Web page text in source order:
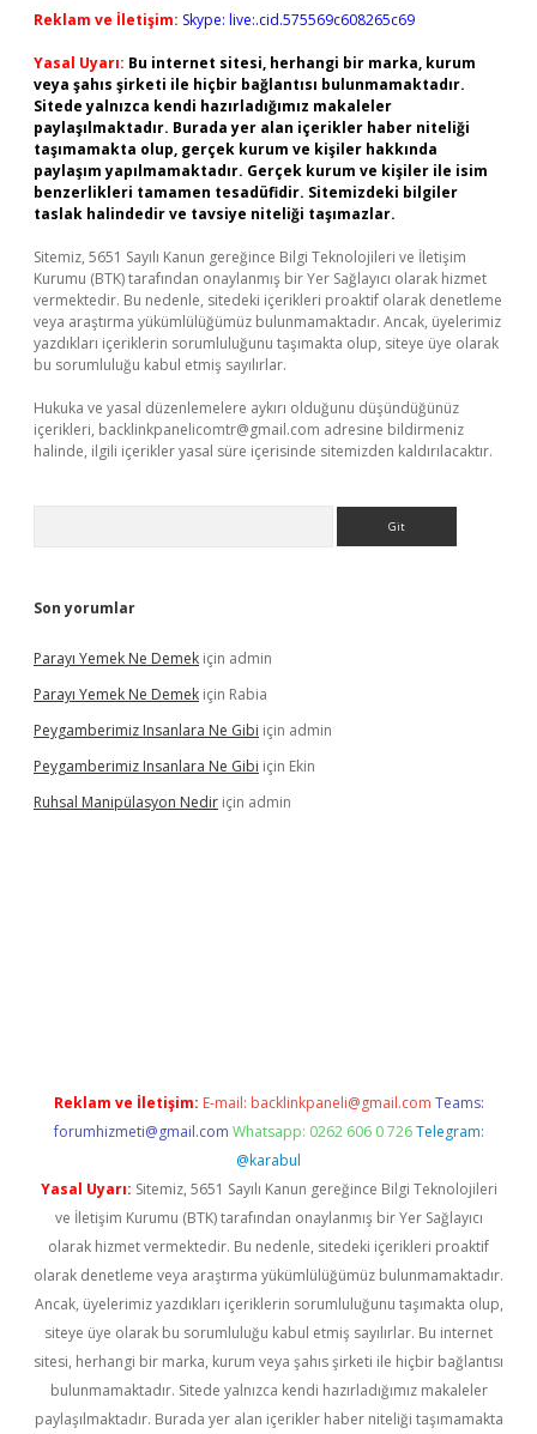
Reklam ve İletişim: Skype: live:.cid.575569c608265c69
Yasal Uyarı: Bu internet sitesi, herhangi bir marka, kurum
veya şahıs şirketi ile hiçbir bağlantısı bulunmamaktadır.
Sitede yalnızca kendi hazırladığımız makaleler
paylaşılmaktadır. Burada yer alan içerikler haber niteliği
taşımamakta olup, gerçek kurum ve kişiler hakkında
paylaşım yapılmamaktadır. Gerçek kurum ve kişiler ile isim
benzerlikleri tamamen tesadüfidir. Sitemizdeki bilgiler
taslak halindedir ve tavsiye niteliği taşımazlar.
Sitemiz, 5651 Sayılı Kanun gereğince Bilgi Teknolojileri ve İletişim
Kurumu (BTK) tarafından onaylanmış bir Yer Sağlayıcı olarak hizmet
vermektedir. Bu nedenle, sitedeki içerikleri proaktif olarak denetleme
veya araştırma yükümlülüğümüz bulunmamaktadır. Ancak, üyelerimiz
yazdıkları içeriklerin sorumluluğunu taşımakta olup, siteye üye olarak
bu sorumluluğu kabul etmiş sayılırlar.
Hukuka ve yasal düzenlemelere aykırı olduğunu düşündüğünüz
içerikleri, backlinkpanelicomtr@gmail.com adresine bildirmeniz
halinde, ilgili içerikler yasal süre içerisinde sitemizden kaldırılacaktır.
Son yorumlar
Parayı Yemek Ne Demek için admin
Parayı Yemek Ne Demek için Rabia
Peygamberimiz Insanlara Ne Gibi için admin
Peygamberimiz Insanlara Ne Gibi için Ekin
Ruhsal Manipülasyon Nedir için admin
Reklam ve İletişim: E-mail: backlinkpaneli@gmail.com Teams:
forumhizmeti@gmail.com Whatsapp: 0262 606 0 726 Telegram:
@karabul
Yasal Uyarı: Sitemiz, 5651 Sayılı Kanun gereğince Bilgi Teknolojileri
ve İletişim Kurumu (BTK) tarafından onaylanmış bir Yer Sağlayıcı
olarak hizmet vermektedir. Bu nedenle, sitedeki içerikleri proaktif
olarak denetleme veya araştırma yükümlülüğümüz bulunmamaktadır.
Ancak, üyelerimiz yazdıkları içeriklerin sorumluluğunu taşımakta olup,
siteye üye olarak bu sorumluluğu kabul etmiş sayılırlar. Bu internet
sitesi, herhangi bir marka, kurum veya şahıs şirketi ile hiçbir bağlantısı
bulunmamaktadır. Sitede yalnızca kendi hazırladığımız makaleler
paylaşılmaktadır. Burada yer alan içerikler haber niteliği taşımamakta